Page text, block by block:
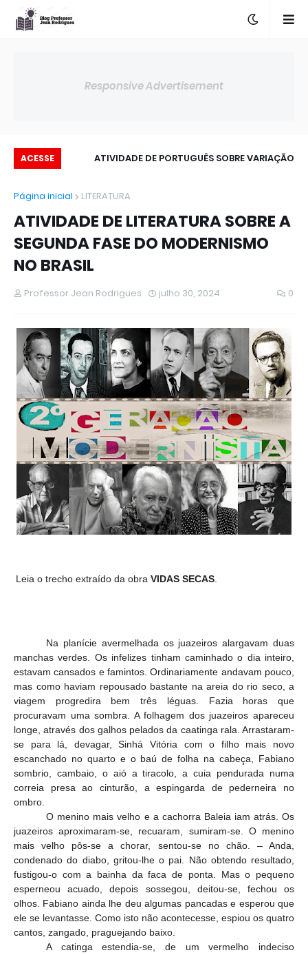
Responsive Advertisement
ACESSE
ATIVIDADE DE PORTUGUÊS SOBRE VARIAÇÃO
Página inicial LITERATURA
ATIVIDADE DE LITERATURA SOBRE A
SEGUNDA FASE DO MODERNISMO
NO BRASIL
Professor Jean Rodrigues julho 30, 2024 0
Leia o trecho extraído da obra VIDAS SECAS
Na planície avermelhada os juazeiros alargavam duas
manchas verdes. Os infelizes tinham caminhado o dia inteiro,
estavam cansados e famintos. Ordinariamente andavam pouco,
mas como haviam repousado bastante na areia do rio seco, a
viagem progredira bem três léguas. Fazia horas que
procuravam uma sombra. A folhagem dos juazeiros apareceu
longe, através dos galhos pelados da caatinga rala. Arrastaram-
se para lá, devagar, Sinhá Vitória com o filho mais novo
escanchado no quarto e o baú de folha na cabeça, Fabiano
sombrio, cambaio, o aió a tiracolo, a cuia pendurada numa
correia presa ao cinturão, a espingarda de pederneira no
ombro.
O menino mais velho e a cachorra Baleia iam atrás. Os
juazeiros aproximaram-se, recuaram, sumiram-se. O menino
mais velho pôs-se a chorar, sentou-se no chão. – Anda,
condenado do diabo, gritou-lhe o pai. Não obtendo resultado,
fustigou-o com a bainha da faca de ponta. Mas o pequeno
esperneou acuado, depois sossegou, deitou-se, fechou os
olhos. Fabiano ainda lhe deu algumas pancadas e esperou que
ele se levantasse. Como isto não acontecesse, espiou os quatro
cantos, zangado, praguejando baixo.
A catinga estendia-se, de um vermelho indeciso